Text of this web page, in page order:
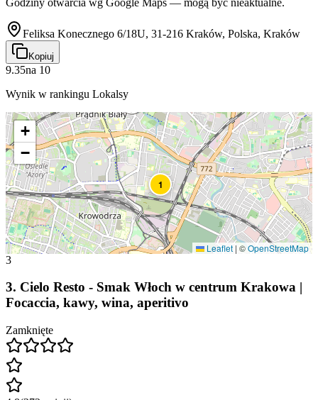
Feliksa Konecznego 6/18U, 31-216 Kraków, Polska, Kraków
Kopiuj
9.35na 10
Wynik w rankingu Lokalsy
1
+
−
Leaflet | ©OpenStreetMap
3
3. Cielo Resto - Smak Włoch w centrum Krakowa |
Focaccia, kawy, wina, aperitivo
Zamknięte